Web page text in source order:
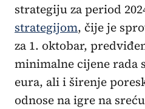
strategiju za period
strategijom, čije je
za 1. oktobar,
minimalne cijene rada
eura, ali i širenje
odnose na igre na